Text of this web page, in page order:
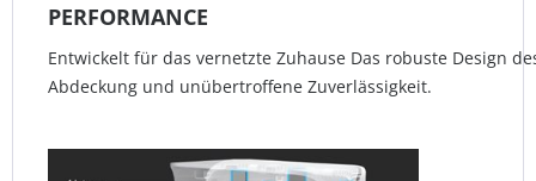
PERFORMANCE
Entwickelt für das vernetzte Zuhause Das robuste Design
Abdeckung und unübertroffene Zuverlässigkeit.